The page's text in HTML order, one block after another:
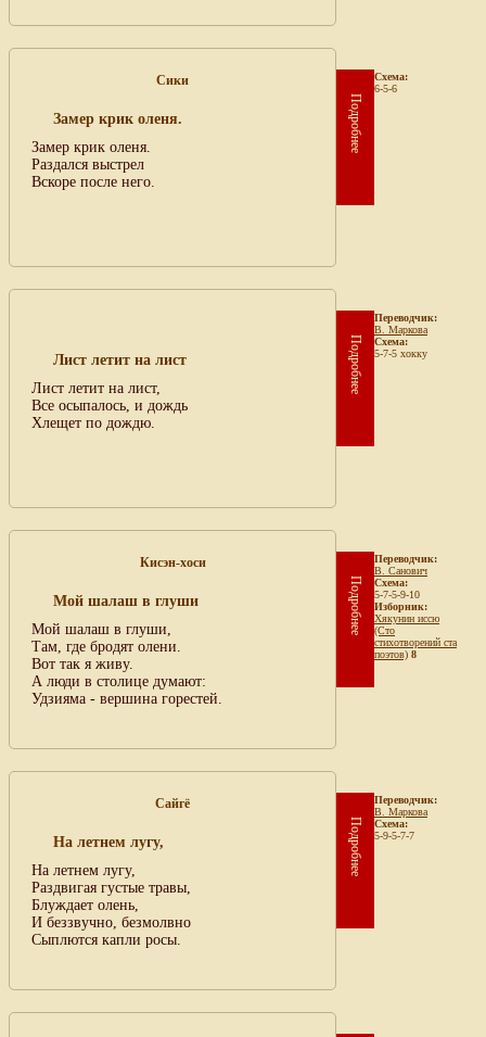
Сики
Замер крик оленя.
Замер крик оленя.
Раздался выстрел
Вскоре после него.
Подробнее
Схема:
6-5-6
Лист летит на лист
Лист летит на лист,
Все осыпалось, и дождь
Хлещет по дождю.
Подробнее
Переводчик:
В. Маркова
Схема:
5-7-5 хокку
Кисэн-хоси
Мой шалаш в глуши
Мой шалаш в глуши,
Там, где бродят олени.
Вот так я живу.
А люди в столице думают:
Удзияма - вершина горестей.
Подробнее
Переводчик:
В. Санович
Схема:
5-7-5-9-10
Изборник:
Хякунин иссю
(Сто
стихотворений ста
поэтов) 8
Сайгё
На летнем лугу,
На летнем лугу,
Раздвигая густые травы,
Блуждает олень,
И беззвучно, безмолвно
Сыплются капли росы.
Подробнее
Переводчик:
В. Маркова
Схема:
5-9-5-7-7